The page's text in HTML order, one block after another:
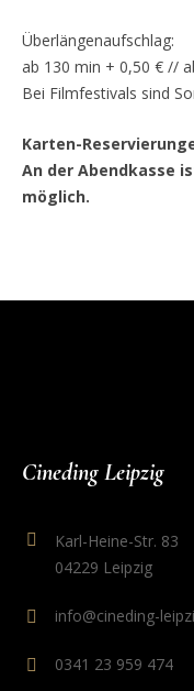
Überlängenaufschlag:
ab 130 min + 0,50 € //
Bei Filmfestivals sind
Karten-
An der Abendkasse
möglich.
Cineding Leipzig
Karl-Heine-Str. 83
04229 Leipzig
info@cineding-
0341 23 959 474